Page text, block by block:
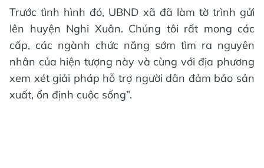
Trước tình hình đó, UBND xã đã làm tờ trình gửi
lên huyện Nghi Xuân. Chúng tôi rất mong các
cấp, các ngành chức năng sớm tìm ra nguyên
nhân của hiện tượng này và cùng với địa phương
xem xét giải pháp hỗ trợ người dân đảm bảo sản
xuất, ổn định cuộc sống”.